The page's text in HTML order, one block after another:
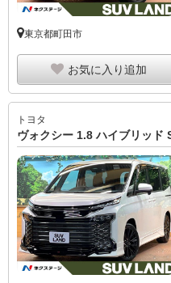
東京都町田市
お気に入り追加
トヨタ
ヴォクシー 1.8 ハイブリッド